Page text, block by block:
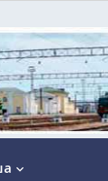
keyboard_arrow_down